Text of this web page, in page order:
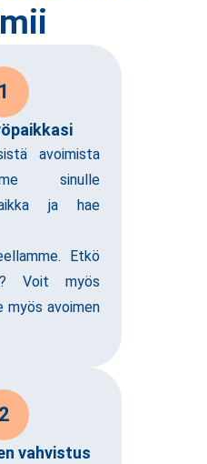
1
avoimista
sinulle
ja hae
Etkö
Voit myös
myös avoimen
2
vahvistus